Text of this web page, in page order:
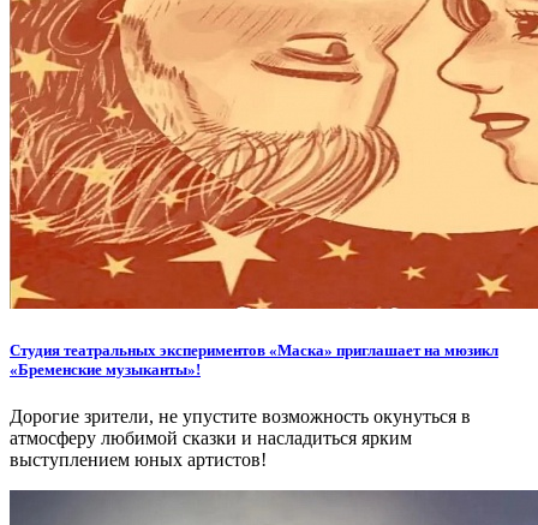
Студия театральных экспериментов «Маска» приглашает на мюзикл
«Бременские музыканты»!
Дорогие зрители, не упустите возможность окунуться в
атмосферу любимой сказки и насладиться ярким
выступлением юных артистов!